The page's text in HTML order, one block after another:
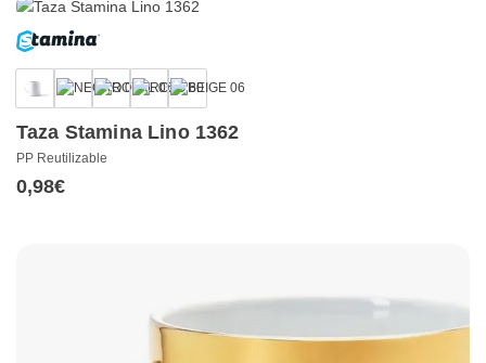
Taza Stamina Lino 1362
PP Reutilizable
0,98€